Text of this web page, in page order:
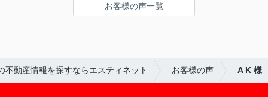
お客様の声一覧
不動産情報を探すならエスティネット お客様の声 A K 様